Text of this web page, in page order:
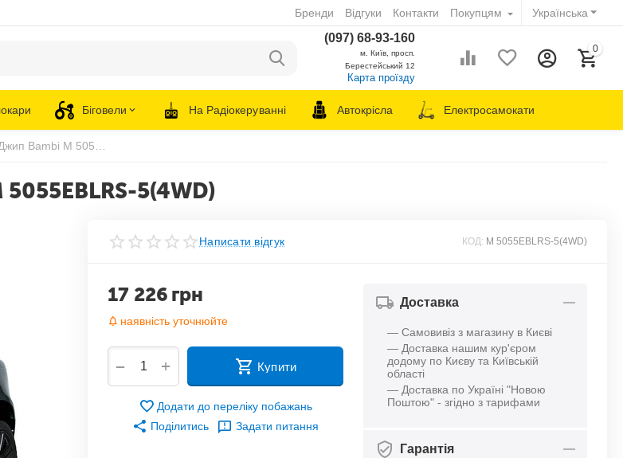
Українська
Бренди Відгуки Контакти Покупцям
(097) 68-93-160
м. Київ, просп.
Берестейський 12
Карта проїзду
0
Біговели На Радіокеруванні Автокрісла Електросамокати
5(4WD)
Написати відгук КОД: M 5055EBLRS-5(4WD)
17 226 грн
наявність уточнюйте
+
− Купити
Додати до переліку побажань
Поділитись
Задати питання
Доставка
— Самовивіз з магазину в Києві
— Доставка нашим кур'єром
додому по Києву та Київській
області
— Доставка по Україні "Новою
Поштою" - згідно з тарифами
Гарантія